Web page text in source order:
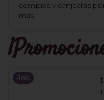
compras y canjealos
más
-16%